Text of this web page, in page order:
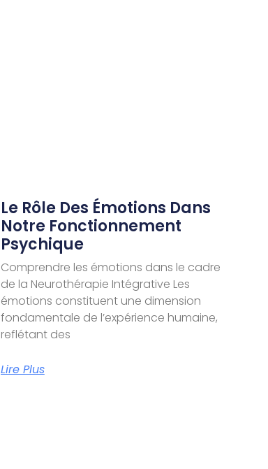
Le Rôle Des Émotions Dans
Notre Fonctionnement
Psychique
Comprendre les émotions dans le cadre
de la Neurothérapie Intégrative Les
émotions constituent une dimension
fondamentale de l’expérience humaine,
reflétant des
Lire Plus